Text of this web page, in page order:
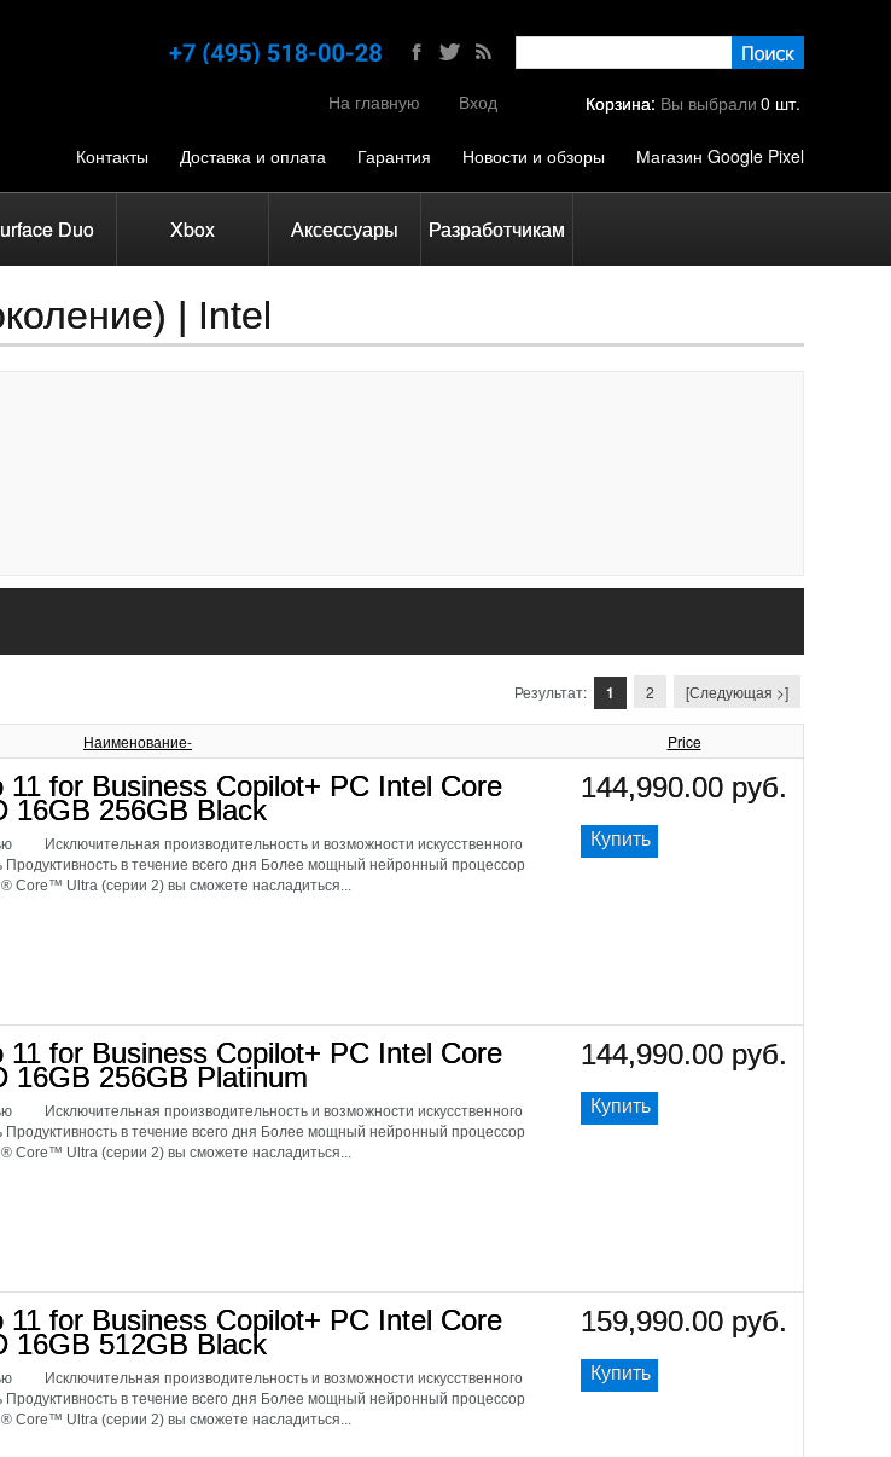
Контакты Доставка и оплата Гарантия Новости и обзоры Магазин Google Pixel
На главную Вход Корзина: Вы выбрали 0 шт.
Duo Xbox Аксессуары Разработчикам
| Intel
Результат: 1 2 [Следующая >]
Наименование- Price
for Business Copilot+ PC Intel Core
16GB 256GB Black
Исключительная производительность и возможности искусственного
в течение всего дня Более мощный нейронный процессор
Core™ Ultra (серии 2) вы сможете насладиться...
144,990.00 руб.
Купить
for Business Copilot+ PC Intel Core
16GB 256GB Platinum
Исключительная производительность и возможности искусственного
в течение всего дня Более мощный нейронный процессор
Core™ Ultra (серии 2) вы сможете насладиться...
144,990.00 руб.
Купить
for Business Copilot+ PC Intel Core
16GB 512GB Black
Исключительная производительность и возможности искусственного
в течение всего дня Более мощный нейронный процессор
Core™ Ultra (серии 2) вы сможете насладиться...
159,990.00 руб.
Купить